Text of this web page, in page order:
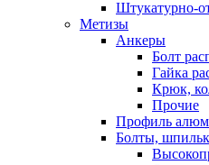
Штукатурно-
Метизы
Анкеры
Болт
Гайка
Крюк,
Прочие
Профиль
Болты,